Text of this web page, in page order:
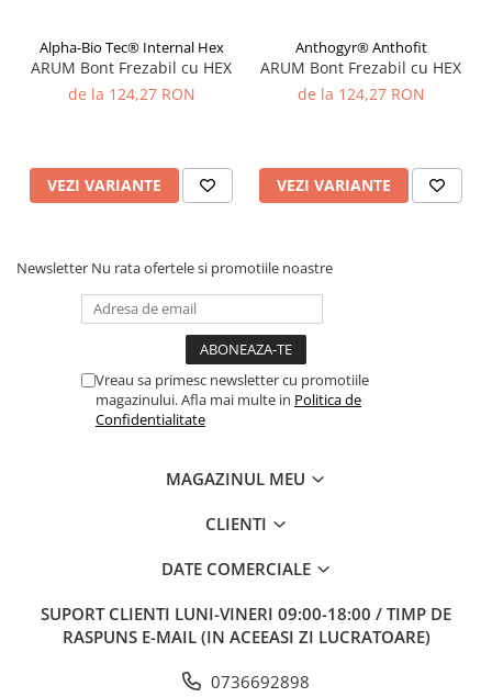
Alpha-Bio Tec® Internal Hex
ARUM Bont Frezabil cu HEX
de la 124,27 RON
VEZI VARIANTE
Anthogyr® Anthofit
ARUM Bont Frezabil cu HEX
de la 124,27 RON
VEZI VARIANTE
Newsletter Nu rata ofertele si promotiile noastre
Vreau sa primesc newsletter cu promotiile
magazinului. Afla mai multe in Politica de
Confidentialitate
MAGAZINUL MEU
CLIENTI
DATE COMERCIALE
SUPORT CLIENTI LUNI-VINERI 09:00-18:00 / TIMP DE
RASPUNS E-MAIL (IN ACEEASI ZI LUCRATOARE)
0736692898